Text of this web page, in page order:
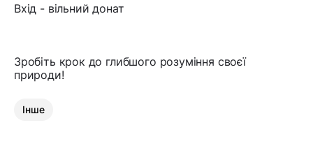
Вхід - вільний донат
Зробіть крок до глибшого розуміння своєї
природи!
Інше